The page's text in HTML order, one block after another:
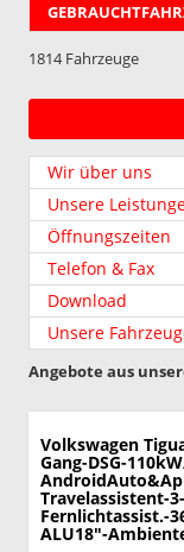
1814 Fahrzeuge
Wir über uns
Unsere
Öffnungszeiten
Telefon & Fax
Download
Unsere
Angebote aus
Volkswagen
Gang-DSG-
Travelassistent-
Fernlichtassist.-
ALU18"-